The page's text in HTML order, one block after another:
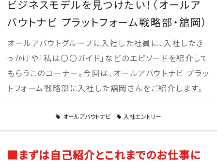
ビジネスモデルを見つけたい！（オールア
バウトナビ プラットフォーム戦略部・舘岡）
オールアバウトグループに入社した社員に、入社したき
っかけや「私は〇〇ガイド」などのエピソードを紹介して
もらうこのコーナー。今回は、オールアバウトナビ プラッ
トフォーム戦略部に入社した舘岡さんをご紹介します。
オールアバウトナビ 入社エントリー
■まずは自己紹介とこれまでのお仕事に